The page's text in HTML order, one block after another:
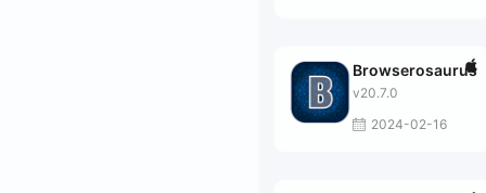
Browserosaurus
v20.7.0
2024-02-16